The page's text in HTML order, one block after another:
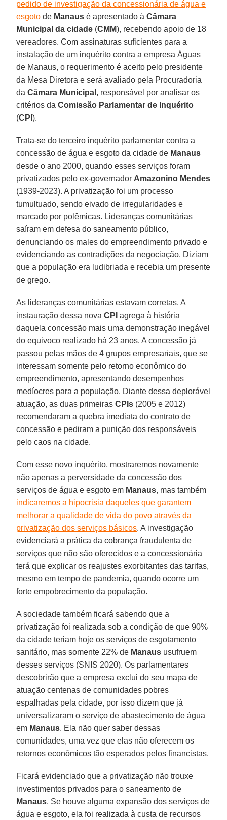
pedido de investigação da concessionária de água e
esgoto de Manaus é apresentado àCâmara
Municipal da cidade (CMM), recebendo apoio de 18
vereadores. Com assinaturas suficientes para a
instalação de um inquérito contra a empresa Águas
de Manaus, o requerimento é aceito pelo presidente
da Mesa Diretora e será avaliado pela Procuradoria
daCâmara Municipal , responsável por analisar os
critérios daComissão Parlamentar de Inquérito
(CPI).
Trata-se do terceiro inquérito parlamentar contra a
concessão de água e esgoto da cidade de Manaus
desde o ano 2000, quando esses serviços foram
privatizados pelo ex-governador Amazonino Mendes
(1939-2023). A privatização foi um processo
tumultuado, sendo eivado de irregularidades e
marcado por polêmicas. Lideranças comunitárias
saíram em defesa do saneamento público,
denunciando os males do empreendimento privado e
evidenciando as contradições da negociação. Diziam
que a população era ludibriada e recebia um presente
de grego.
As lideranças comunitárias estavam corretas. A
instauração dessa novaCPI agrega à história
daquela concessão mais uma demonstração inegável
do equivoco realizado há 23 anos. A concessão já
passou pelas mãos de 4 grupos empresariais, que se
interessam somente pelo retorno econômico do
empreendimento, apresentando desempenhos
medíocres para a população. Diante dessa deplorável
atuação, as duas primeirasCPIs (2005 e 2012)
recomendaram a quebra imediata do contrato de
concessão e pediram a punição dos responsáveis
pelo caos na cidade.
Com esse novo inquérito, mostraremos novamente
não apenas a perversidade da concessão dos
serviços de água e esgoto em Manaus, mas também
indicaremos a hipocrisia daqueles que garantem
melhorar a qualidade de vida do povo através da
privatização dos serviços básicos. A investigação
evidenciará a prática da cobrança fraudulenta de
serviços que não são oferecidos e a concessionária
terá que explicar os reajustes exorbitantes das tarifas,
mesmo em tempo de pandemia, quando ocorre um
forte empobrecimento da população.
A sociedade também ficará sabendo que a
privatização foi realizada sob a condição de que 90%
da cidade teriam hoje os serviços de esgotamento
sanitário, mas somente 22% de Manaus usufruem
desses serviços (SNIS 2020). Os parlamentares
descobrirão que a empresa exclui do seu mapa de
atuação centenas de comunidades pobres
espalhadas pela cidade, por isso dizem que já
universalizaram o serviço de abastecimento de água
em Manaus. Ela não quer saber dessas
comunidades, uma vez que elas não oferecem os
retornos econômicos tão esperados pelos financistas.
Ficará evidenciado que a privatização não trouxe
investimentos privados para o saneamento de
Manaus. Se houve alguma expansão dos serviços de
água e esgoto, ela foi realizada à custa de recursos